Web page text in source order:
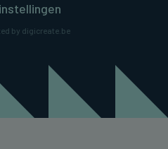
by digicreate.be